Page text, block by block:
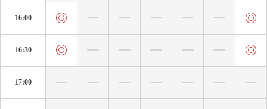
16:00
16:30
17:00